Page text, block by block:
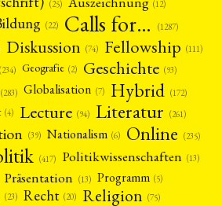
(25) (12)
(22) Calls for… (1287)
Diskussion (74) Fellowship (111)
(234) Geografie (2) Geschichte (93)
(283) Globalisation (7) Hybrid (172)
(4) Lecture (94) Literatur (261)
(39) Nationalism (6) Online (235)
(417) Politikwissenschaften (13)
Präsentation (13) Programm (5)
(23) Recht (20) Religion (75)